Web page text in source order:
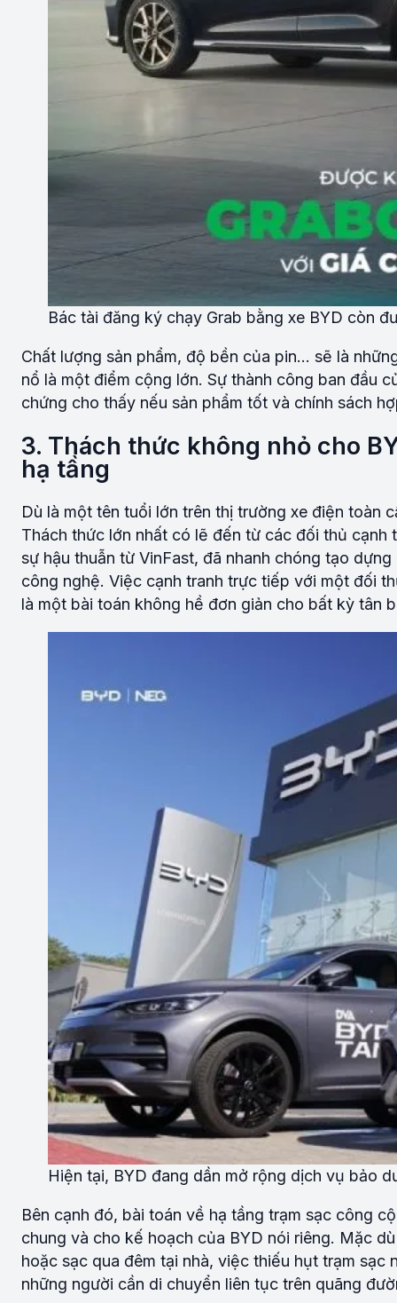
Bác tài đăng ký chạy Grab bằng xe BYD còn
Chất lượng sản phẩm, độ bền của pin… sẽ là
nổ là một điểm cộng lớn. Sự thành công ban đầu
chứng cho thấy nếu sản phẩm tốt và chính sách
3. Thách thức không nhỏ cho
hạ tầng
Dù là một tên tuổi lớn trên thị trường xe điện toàn
Thách thức lớn nhất có lẽ đến từ các đối thủ cạnh
sự hậu thuẫn từ VinFast, đã nhanh chóng tạo
công nghệ. Việc cạnh tranh trực tiếp với một đối
là một bài toán không hề đơn giản cho bất kỳ tân
Hiện tại, BYD đang dần mở rộng dịch vụ bảo
Bên cạnh đó, bài toán về hạ tầng trạm sạc công
chung và cho kế hoạch của BYD nói riêng. Mặc
hoặc sạc qua đêm tại nhà, việc thiếu hụt trạm
những người cần di chuyển liên tục trên quãng